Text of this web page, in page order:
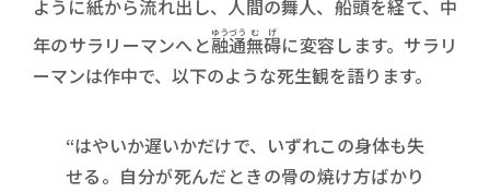
ように紙から流れ出し、人間の舞人、船頭を経て、中
年のサラリーマンへと融通
ゆうづう無碍
むげ に変容します。サラリ
ーマンは作中で、以下のような死生観を語ります。
“はやいか遅いかだけで、いずれこの身体も失
せる。自分が死んだときの骨の焼け方ばかり